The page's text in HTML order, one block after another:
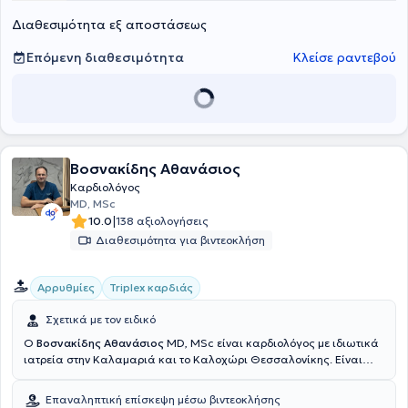
στο Γενικό Νοσοκομείο Γ. Παπανικολάου Θεσσαλονίκης. Στο ιατρείο
εκάστοτε ασθενούς.
Διαθεσιμότητα εξ αποστάσεως
Επόμενη διαθεσιμότητα
Κλείσε ραντεβού
Βοσνακίδης Αθανάσιος
Καρδιολόγος
MD, MSc
10.0|138 αξιολογήσεις
Διαθεσιμότητα για βιντεοκλήση
Αρρυθμίες Triplex καρδιάς
Σχετικά με τον ειδικό
Ο Βοσνακίδης Αθανάσιος MD, MSc είναι καρδιολόγος με ιδιωτικά
ιατρεία στην Καλαμαριά και το Καλοχώρι Θεσσαλονίκης. Είναι
κλινικής “Άγιος Λουκάς”. Είναι απόφοιτος του τμήματος Ιατρικής
Επαναληπτική επίσκεψη μέσω βιντεοκλήσης